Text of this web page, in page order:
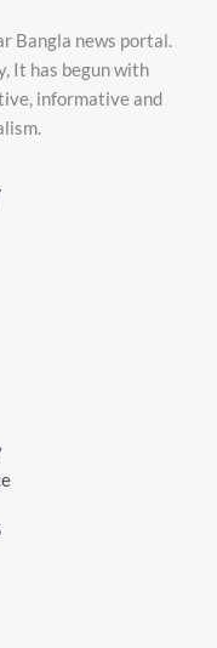
Bangla news portal.
It has begun with
informative and